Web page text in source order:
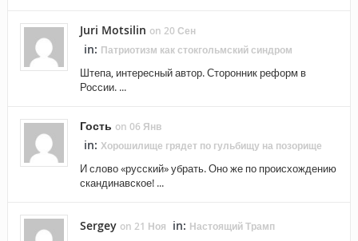
Juri Motsilin on 20 Сен
in: Патриотизм как стокгольмский синдром
Штепа, интересный автор. Сторонник реформ в
России. ...
Гость on 06 Янв
in: Хорошилище грядет по гульбищу на позорище
И слово «русский» убрать. Оно же по происхождению
скандинавское! ...
Sergey on 21 Ноя in: Настоящий Трамп